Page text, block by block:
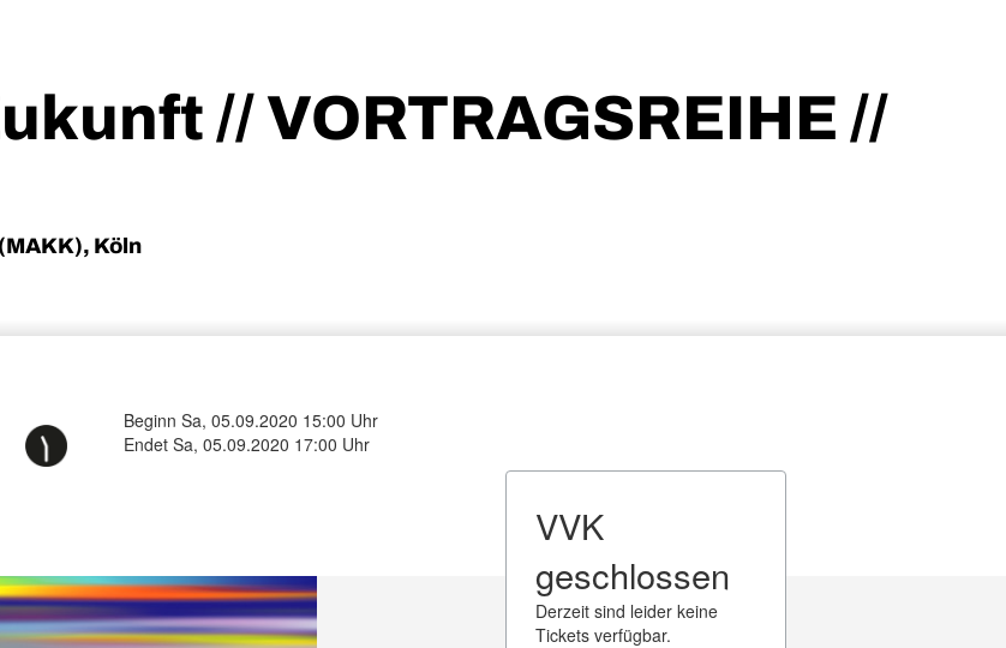
// VORTRAGSREIHE //
Köln
Beginn Sa, 05.09.2020 15:00 Uhr
Endet Sa, 05.09.2020 17:00 Uhr
VVK
geschlossen
Derzeit sind leider keine
Tickets verfügbar.